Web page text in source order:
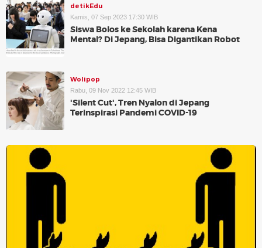
detikEdu
Kamis, 07 Sep 2023 17:30 WIB
Siswa Bolos ke Sekolah karena Kena
Mental? Di Jepang, Bisa Digantikan Robot
Wolipop
Rabu, 09 Nov 2022 12:45 WIB
'Silent Cut', Tren Nyalon di Jepang
Terinspirasi Pandemi COVID-19